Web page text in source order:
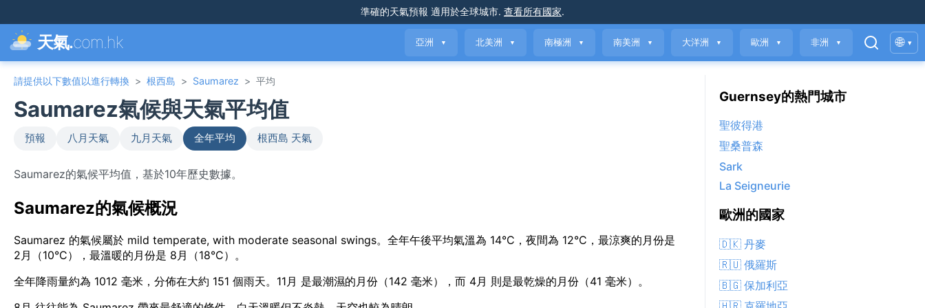
準確的天氣預報 適用於全球城市. 查看所有國家.
天氣.com.hk 亞洲 ▼ 北美洲 ▼ 南極洲 ▼ 南美洲 ▼ 大洋洲 ▼ 歐洲 ▼ 非洲 ▼ 🌐 ▾
請提供以下數值以進行轉換 > 根西島 > Saumarez > 平均
Saumarez氣候與天氣平均值
預報 八月天氣 九月天氣 全年平均 根西島 天氣
Saumarez的氣候平均值，基於10年歷史數據。
Saumarez的氣候概況
Saumarez 的氣候屬於 mild temperate, with moderate seasonal swings。全年午後平均氣溫為 14°C，夜間為 12°C，最涼爽的月份是
2月（10°C），最溫暖的月份是 8月（18°C）。
全年降雨量約為 1012 毫米，分佈在大約 151 個雨天。11月 是最潮濕的月份（142 毫米），而 4月 則是最乾燥的月份（41 毫米）。
Guernsey的熱門城市
聖彼得港
聖桑普森
Sark
La Seigneurie
歐洲的國家
🇩🇰 丹麥
🇷🇺 俄羅斯
🇧🇬 保加利亞